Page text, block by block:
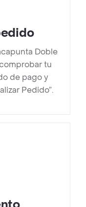
Doble
tu
de pago y
Pedido”.